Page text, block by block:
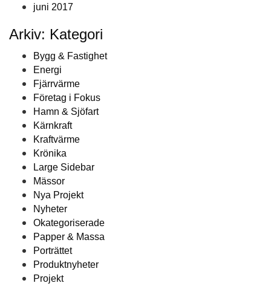
juni 2017
Arkiv: Kategori
Bygg & Fastighet
Energi
Fjärrvärme
Företag i Fokus
Hamn & Sjöfart
Kärnkraft
Kraftvärme
Krönika
Large Sidebar
Mässor
Nya Projekt
Nyheter
Okategoriserade
Papper & Massa
Porträttet
Produktnyheter
Projekt